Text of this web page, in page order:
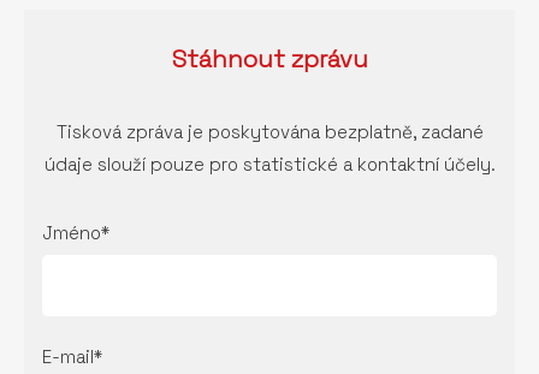
Stáhnoutzprávu
Tisková zpráva je poskytována bezplatně, zadané
údaje slouží pouze pro statistické a kontaktní účely.
Jméno*
E-mail*